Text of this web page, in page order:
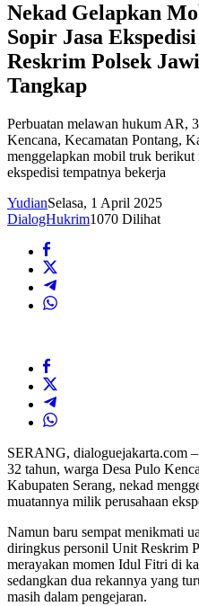
Nekad Gelapkan
Sopir Jasa
Reskrim Polsek
Tangkap
Perbuatan melawan hukum AR,
Kencana, Kecamatan Pontang,
menggelapkan mobil truk berikut
ekspedisi tempatnya bekerja
YudianSelasa, 1 April 2025
DialogHukrim1070 Dilihat
SERANG, dialoguejakarta.com
32 tahun, warga Desa Pulo
Kabupaten Serang, nekad
muatannya milik perusahaan
Namun baru sempat menikmati
diringkus personil Unit Reskrim
merayakan momen Idul Fitri di
sedangkan dua rekannya yang
masih dalam pengejaran.